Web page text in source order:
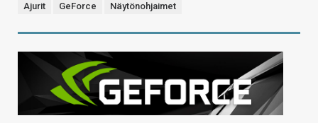
Ajurit GeForce Näytönohjaimet